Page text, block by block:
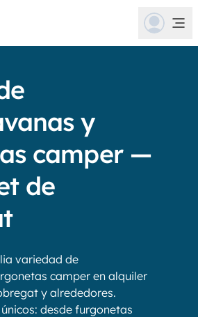
y
camper —
de
variedad de
camper en alquiler
y alrededores.
desde furgonetas